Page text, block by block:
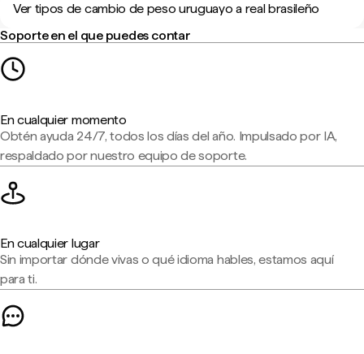
Ver tipos de cambio de peso uruguayo a real brasileño
Soporte en el que puedes contar
En cualquier momento
Obtén ayuda 24/7, todos los días del año. Impulsado por IA,
respaldado por nuestro equipo de soporte.
En cualquier lugar
Sin importar dónde vivas o qué idioma hables, estamos aquí
para ti.